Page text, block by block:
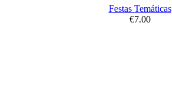
Festas Temáticas
€7.00